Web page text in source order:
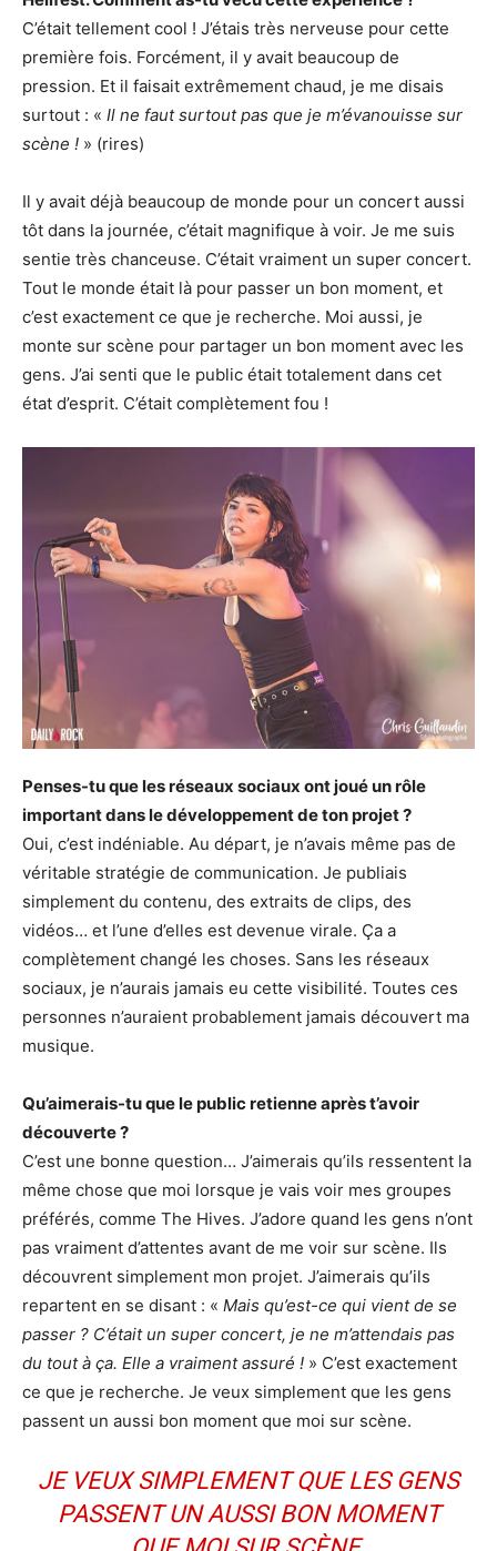
C’était tellement cool ! J’étais très nerveuse pour cette
première fois. Forcément, il y avait beaucoup de
pression. Et il faisait extrêmement chaud, je me disais
surtout : « Il ne faut surtout pas que je m’évanouisse sur
scène ! » (rires)
Il y avait déjà beaucoup de monde pour un concert aussi
tôt dans la journée, c’était magnifique à voir. Je me suis
sentie très chanceuse. C’était vraiment un super concert.
Tout le monde était là pour passer un bon moment, et
c’est exactement ce que je recherche. Moi aussi, je
monte sur scène pour partager un bon moment avec les
gens. J’ai senti que le public était totalement dans cet
état d’esprit. C’était complètement fou !
Penses-tu que les réseaux sociaux ont joué un rôle
important dans le développement de ton projet ?
Oui, c’est indéniable. Au départ, je n’avais même pas de
véritable stratégie de communication. Je publiais
simplement du contenu, des extraits de clips, des
vidéos… et l’une d’elles est devenue virale. Ça a
complètement changé les choses. Sans les réseaux
sociaux, je n’aurais jamais eu cette visibilité. Toutes ces
personnes n’auraient probablement jamais découvert ma
musique.
Qu’aimerais-tu que le public retienne après t’avoir
découverte ?
C’est une bonne question… J’aimerais qu’ils ressentent la
même chose que moi lorsque je vais voir mes groupes
préférés, comme The Hives. J’adore quand les gens n’ont
pas vraiment d’attentes avant de me voir sur scène. Ils
découvrent simplement mon projet. J’aimerais qu’ils
repartent en se disant : « Mais qu’est-ce qui vient de se
passer ? C’était un super concert, je ne m’attendais pas
du tout à ça. Elle a vraiment assuré ! » C’est exactement
ce que je recherche. Je veux simplement que les gens
passent un aussi bon moment que moi sur scène.
JE VEUX SIMPLEMENT QUE LES GENS
PASSENT UN AUSSI BON MOMENT